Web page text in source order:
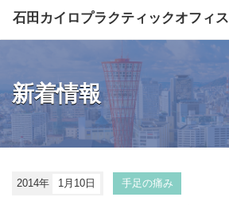
石田カイロプラクティックオフィス
新着情報
2014年 1月10日 手足の痛み